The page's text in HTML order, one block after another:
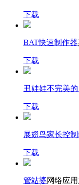
下载
BAT快速制作器
下载
丑娃娃不完美
下载
展翅鸟家长控
下载
管站婆网络应用